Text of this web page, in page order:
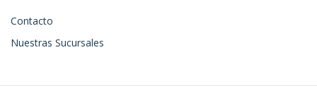
Contacto
Nuestras Sucursales